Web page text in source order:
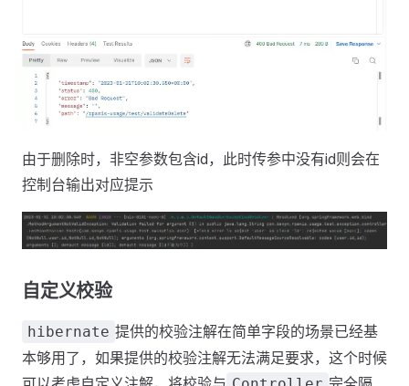
由于删除时，非空参数包含id，此时传参中没有id则会在
控制台输出对应提示
自定义校验
hibernate 提供的校验注解在简单字段的场景已经基
本够用了，如果提供的校验注解无法满足要求，这个时候